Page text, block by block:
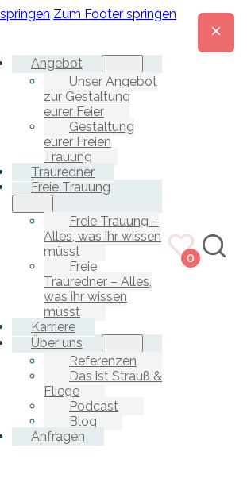
Zum Footer springen
Angebot
Unser Angebot
zur Gestaltung
eurer Feier
Gestaltung
eurer Freien
Trauung
Trauredner
Freie Trauung
Freie Trauung –
Alles, was ihr wissen
müsst
Freie
Trauredner – Alles,
was ihr wissen
müsst
Karriere
Über uns
Referenzen
Das ist Strauß &
Fliege
Podcast
Blog
Anfragen
0